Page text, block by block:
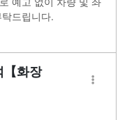
드립니다.
【화장